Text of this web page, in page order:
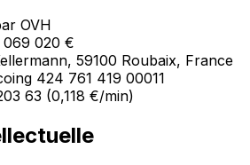
OVH
069 020 €
59100 Roubaix, France
424 761 419 00011
63 (0,118 €/min)